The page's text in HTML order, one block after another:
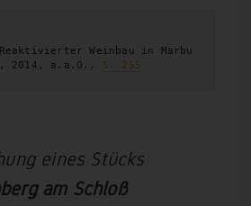
Weinbau in Marbu
2014, a.a.O., S. 255
eines Stücks
am Schloß